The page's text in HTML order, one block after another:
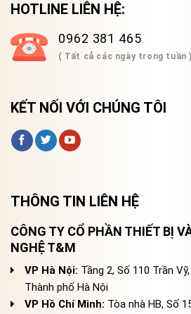
HOTLINE LIÊN HỆ:
0962 381 465
( Tất cả các ngày trong tuần )
KẾT NỐI VỚI CHÚNG TÔI
THÔNG TIN LIÊN HỆ
CÔNG TY CỔ PHẦN THIẾT BỊ
NGHỆ T&M
VP Hà Nội: Tầng 2, Số 110 Trần
Thành phố Hà Nội
VP Hồ Chí Minh: Tòa nhà HB, Số